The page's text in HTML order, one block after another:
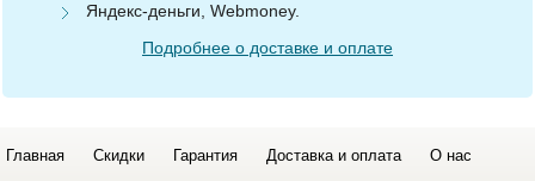
Яндекс-деньги, Webmoney.
Подробнее о доставке и оплате
Главная Скидки Гарантия Доставка и оплата О нас